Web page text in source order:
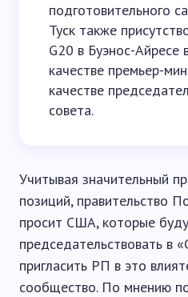
подготовительного
Туск также
G20 в Буэнос-Айресе
качестве премьер-
качестве
совета.
Учитывая значительный
позиций, правительство
просит США, которые
председательствовать в
пригласить РП в это
сообщество. По мнению